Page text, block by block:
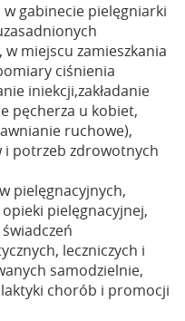
w gabinecie pielęgniarki
miejscu zamieszkania
ciśnienia
iniekcji,zakładanie
pęcherza u kobiet,
ruchowe),
i potrzeb zdrowotnych
pielęgnacyjnych,
pielęgnacyjnej,
leczniczych i
samodzielnie,
chorób i promocji